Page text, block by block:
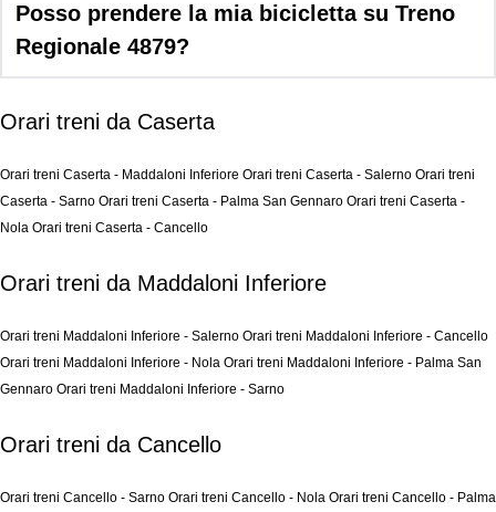
Posso prendere la mia bicicletta su Treno
Regionale 4879?
Orari treni da Caserta
Orari treni Caserta - Maddaloni Inferiore Orari treni Caserta - Salerno Orari treni
Caserta - Sarno Orari treni Caserta - Palma San Gennaro Orari treni Caserta -
Nola Orari treni Caserta - Cancello
Orari treni da Maddaloni Inferiore
Orari treni Maddaloni Inferiore - Salerno Orari treni Maddaloni Inferiore - Cancello
Orari treni Maddaloni Inferiore - Nola Orari treni Maddaloni Inferiore - Palma San
Gennaro Orari treni Maddaloni Inferiore - Sarno
Orari treni da Cancello
Orari treni Cancello - Sarno Orari treni Cancello - Nola Orari treni Cancello - Palma